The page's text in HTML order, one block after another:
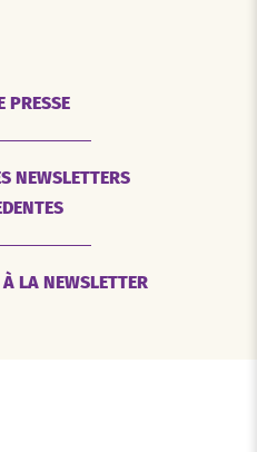
PRESSE
NEWSLETTERS
LA NEWSLETTER